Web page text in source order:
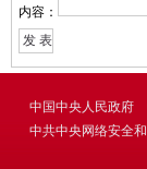
内容：
中国中央人民政府
中共中央网络安全